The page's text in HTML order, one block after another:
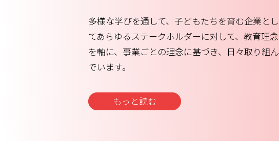
多様な学びを通して、子どもたちを育む企業とし
てあらゆるステークホルダーに対して、教育理念
を軸に、事業ごとの理念に基づき、日々取り組ん
でいます。
もっと読む